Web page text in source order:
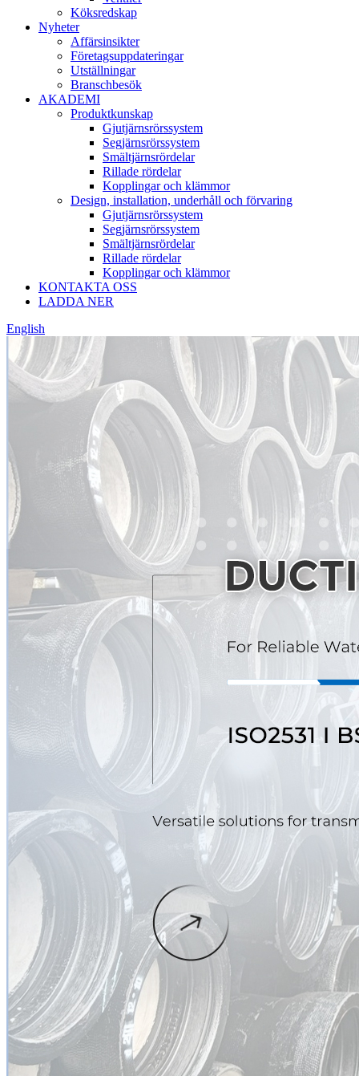
Köksredskap
Nyheter
Affärsinsikter
Företagsuppdateringar
Utställningar
Branschbesök
AKADEMI
Produktkunskap
Gjutjärnsrörssystem
Segjärnsrörssystem
Smältjärnsrördelar
Rillade rördelar
Kopplingar och klämmor
Design, installation, underhåll och förvaring
Gjutjärnsrörssystem
Segjärnsrörssystem
Smältjärnsrördelar
Rillade rördelar
Kopplingar och klämmor
KONTAKTA OSS
LADDA NER
English